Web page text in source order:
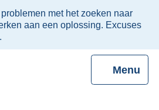
met het zoeken naar
aan een oplossing. Excuses
Menu